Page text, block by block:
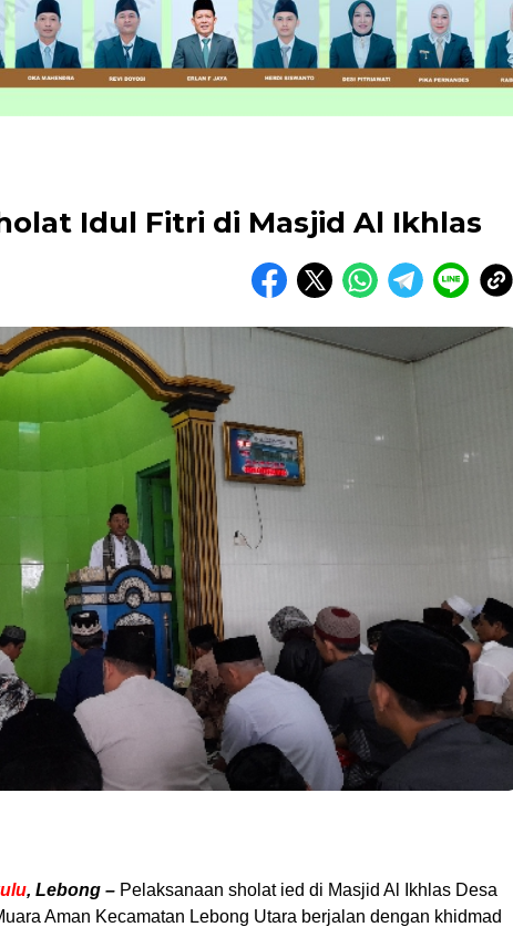
Idul Fitri di Masjid Al Ikhlas
, Lebong – Pelaksanaan sholat ied di Masjid Al Ikhlas Desa
Aman Kecamatan Lebong Utara berjalan dengan khidmad